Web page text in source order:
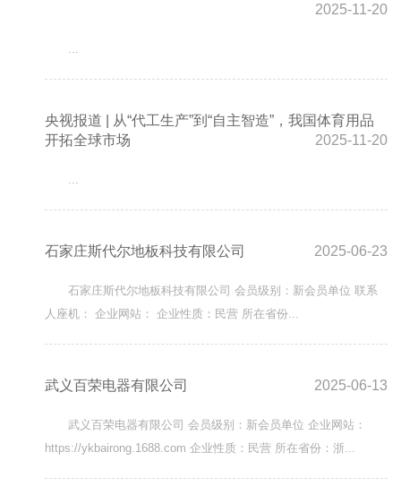
2025-11-20
央视报道 | 从“代工生产”到“自主智造”，我国体育用品
开拓全球市场
2025-11-20
石家庄斯代尔地板科技有限公司 2025-06-23
石家庄斯代尔地板科技有限公司 会员级别：新会员单位 联系
人座机： 企业网站： 企业性质：民营 所在省份...
武义百荣电器有限公司 2025-06-13
武义百荣电器有限公司 会员级别：新会员单位 企业网站：
https://ykbairong.1688.com 企业性质：民营 所在省份：浙...